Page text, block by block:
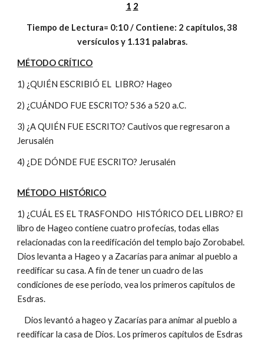
1 2
Tiempo de Lectura= 0:10 / Contiene: 2 capítulos, 38
versículos y 1.131 palabras.
MÉTODO CRÍTICO
1) ¿QUIÉN ESCRIBIÓ EL LIBRO? Hageo
2) ¿CUÁNDO FUE ESCRITO? 536 a 520 a.C.
3) ¿A QUIÉN FUE ESCRITO? Cautivos que regresaron a
Jerusalén
4) ¿DE DÓNDE FUE ESCRITO? Jerusalén
MÉTODO HISTÓRICO
1) ¿CUÁL ES EL TRASFONDO HISTÓRICO DEL LIBRO? El
libro de Hageo contiene cuatro profecías, todas ellas
relacionadas con la reedificación del templo bajo Zorobabel.
Dios levanta a Hageo y a Zacarías para animar al pueblo a
reedificar su casa. A fin de tener un cuadro de las
condiciones de ese periodo, vea los primeros capítulos de
Esdras.
Dios levantó a hageo y Zacarías para animar al pueblo a
reedificar la casa de Dios. Los primeros capítulos de Esdras